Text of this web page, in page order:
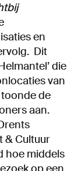
en
Dit
die
van
de
aan.
& Cultuur
hoe middels